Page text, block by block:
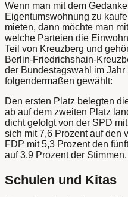
Wenn man mit dem
Eigentumswohnung zu
mieten, dann möchte man
welche Parteien die
Teil von Kreuzberg und
Berlin-Friedrichshain-
der Bundestagswahl im
folgendermaßen gewählt:
Den ersten Platz belegten
ab auf dem zweiten Platz
dicht gefolgt von der SPD
sich mit 7,6 Prozent auf den
FDP mit 5,3 Prozent den
auf 3,9 Prozent der Stimmen.
Schulen und Kitas